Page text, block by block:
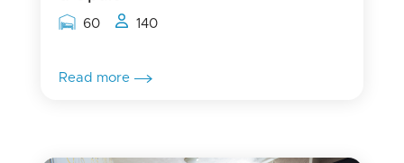
Rooms capacity
60 People capacity
140
Read more